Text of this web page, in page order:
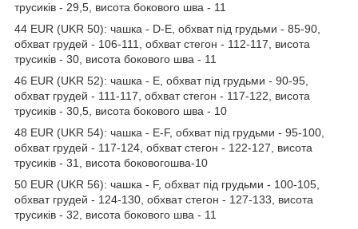
трусиків - 29,5, висота бокового шва - 11
44 EUR (UKR 50): чашка - D-E, обхват під грудьми - 85-90,
обхват грудей - 106-111, обхват стегон - 112-117, висота
трусиків - 30, висота бокового шва - 11
46 EUR (UKR 52): чашка - Е, обхват під грудьми - 90-95,
обхват грудей - 111-117, обхват стегон - 117-122, висота
трусиків - 30,5, висота бокового шва - 10
48 EUR (UKR 54): чашка - Е-F, обхват під грудьми - 95-100,
обхват грудей - 117-124, обхват стегон - 122-127, висота
трусиків - 31, висота боковогошва-10
50 EUR (UKR 56): чашка - F, обхват під грудьми - 100-105,
обхват грудей - 124-130, обхват стегон - 127-133, висота
трусиків - 32, висота бокового шва - 11